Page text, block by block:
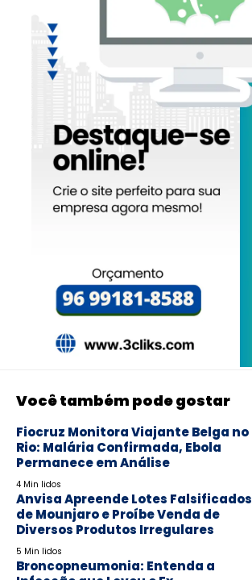
Você também pode gostar
Fiocruz Monitora Viajante Belga no
Rio: Malária Confirmada, Ebola
Permanece em Análise
4 Min lidos
Anvisa Apreende Lotes Falsificados
de Mounjaro e Proíbe Venda de
Diversos Produtos Irregulares
5 Min lidos
Broncopneumonia: Entenda a